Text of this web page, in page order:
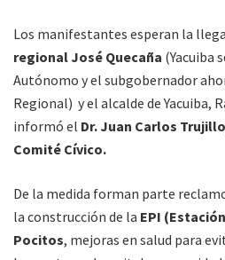
Los manifestantes esperan la
regional José Quecaña (Yacuiba
Autónomo y el subgobernador
Regional) y el alcalde de Yacuiba,
informó el Dr. Juan Carlos
Comité Cívico.
De la medida forman parte
la construcción de la EPI
Pocitos, mejoras en salud para